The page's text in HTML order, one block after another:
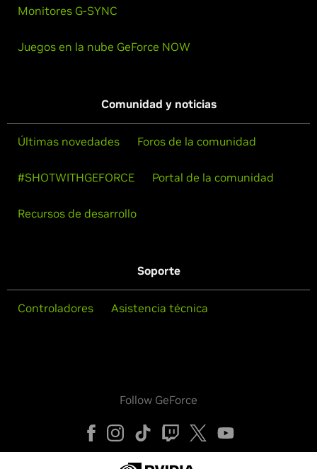
Monitores G-SYNC
Juegos en la nube GeForce NOW
Comunidad y noticias
Últimas novedades Foros de la comunidad
#SHOTWITHGEFORCE Portal de la comunidad
Recursos de desarrollo
Soporte
Controladores Asistencia técnica
Follow GeForce